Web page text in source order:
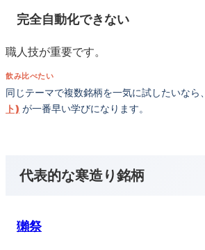
完全自動化できない
職人技が重要です。
飲み比べたい
同じテーマで複数銘柄を一気に試したいなら、
ト) が一番早い学びになります。
代表的な寒造り銘柄
獺祭